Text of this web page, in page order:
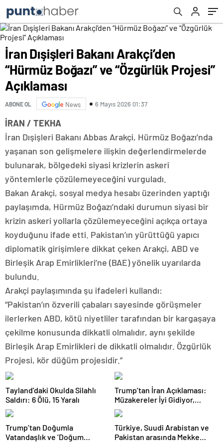
İran Dışişleri Bakanı Arakçi’den
“Hürmüz Boğazı” ve “Özgürlük Projesi”
Açıklaması
ABONE OL News 6 Mayıs 2026 01:37
İRAN / TEKHA
İran Dışişleri Bakanı Abbas Arakçi, Hürmüz Boğazı’nda
yaşanan son gelişmelere ilişkin değerlendirmelerde
bulunarak, bölgedeki siyasi krizlerin askeri
yöntemlerle çözülemeyeceğini vurguladı.
Bakan Arakçi, sosyal medya hesabı üzerinden yaptığı
paylaşımda, Hürmüz Boğazı’ndaki durumun siyasi bir
krizin askeri yollarla çözülemeyeceğini açıkça ortaya
koyduğunu ifade etti. Pakistan’ın yürüttüğü yapıcı
diplomatik girişimlere dikkat çeken Arakçi, ABD ve
Birleşik Arap Emirlikleri’ne (BAE) yönelik uyarılarda
bulundu.
Arakçi paylaşımında şu ifadeleri kullandı:
“Pakistan’ın özverili çabaları sayesinde görüşmeler
ilerlerken ABD, kötü niyetliler tarafından bir kargaşaya
çekilme konusunda dikkatli olmalıdır, aynı şekilde
Birleşik Arap Emirlikleri de dikkatli olmalıdır. Özgürlük
Projesi, kör düğüm projesidir.”
Tayland’daki Okulda Silahlı
Saldırı: 6 Ölü, 15 Yaralı
Trump’tan İran Açıklaması:
Müzakereler İyi Gidiyor,
Anlaşma Sağlanabilir
Trump’tan Doğumla
Vatandaşlık ve ‘Doğum
Türkiye, Suudi Arabistan ve
Pakistan arasında Mekke